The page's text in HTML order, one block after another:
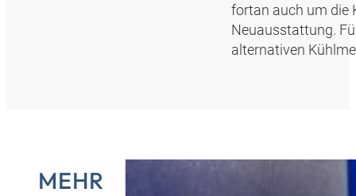
fortan auch um die
Neuausstattung.
alternativen
MEHR